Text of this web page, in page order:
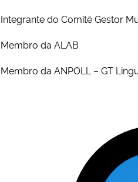
Integrante do Comitê Gestor
Membro da ALAB
Membro da ANPOLL – GT